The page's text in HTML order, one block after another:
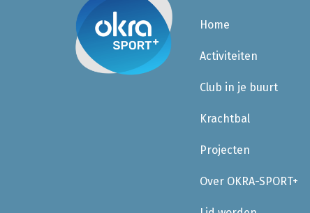
Home
Activiteiten
Club in je buurt
Krachtbal
Projecten
Over OKRA-SPORT+